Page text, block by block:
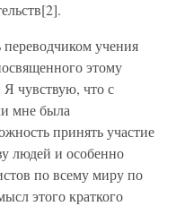
учения
этому
чувствую, что с
мне была
принять участие
людей и особенно
по всему миру по
этого краткого